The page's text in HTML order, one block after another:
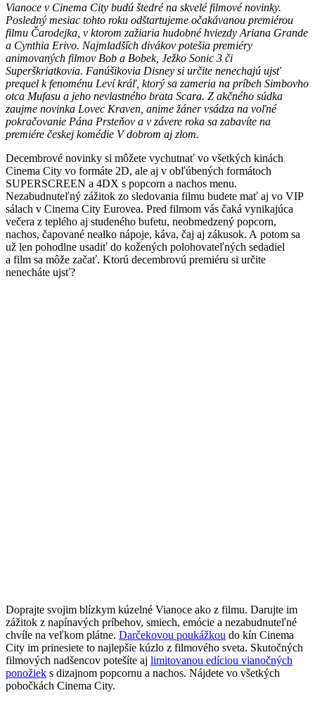
Vianoce v Cinema City budú štedré na skvelé filmové novinky.
Posledný mesiac tohto roku odštartujeme očakávanou premiérou
filmu Čarodejka, v ktorom zažiaria hudobné hviezdy Ariana Grande
a Cynthia Erivo. Najmladších divákov potešia premiéry
animovaných filmov Bob a Bobek, Ježko Sonic 3 či
Superškriatkovia. Fanúšikovia Disney si určite nenechajú ujsť
prequel k fenoménu Leví kráľ, ktorý sa zameria na príbeh Simbovho
otca Mufasu a jeho nevlastného brata Scara. Z akčného súdka
zaujme novinka Lovec Kraven, anime žáner vsádza na voľné
pokračovanie Pána Prsteňov a v závere roka sa zabavíte na
premiére českej komédie V dobrom aj zlom.
Decembrové novinky si môžete vychutnať vo všetkých kinách
Cinema City vo formáte 2D, ale aj v obľúbených formátoch
SUPERSCREEN a 4DX s popcorn a nachos menu.
Nezabudnuteľný zážitok zo sledovania filmu budete mať aj vo VIP
sálach v Cinema City Eurovea. Pred filmom vás čaká vynikajúca
večera z teplého aj studeného bufetu, neobmedzený popcorn,
nachos, čapované nealko nápoje, káva, čaj aj zákusok. A potom sa
už len pohodlne usadiť do kožených polohovateľných sedadiel
a film sa môže začať. Ktorú decembrovú premiéru si určite
nenecháte ujsť?
Doprajte svojim blízkym kúzelné Vianoce ako z filmu. Darujte im
zážitok z napínavých príbehov, smiech, emócie a nezabudnuteľné
chvíle na veľkom plátne. Darčekovou poukážkou do kín Cinema
City im prinesiete to najlepšie kúzlo z filmového sveta. Skutočných
filmových nadšencov potešíte aj limitovanou edíciou vianočných
ponožiek s dizajnom popcornu a nachos. Nájdete vo všetkých
pobočkách Cinema City.